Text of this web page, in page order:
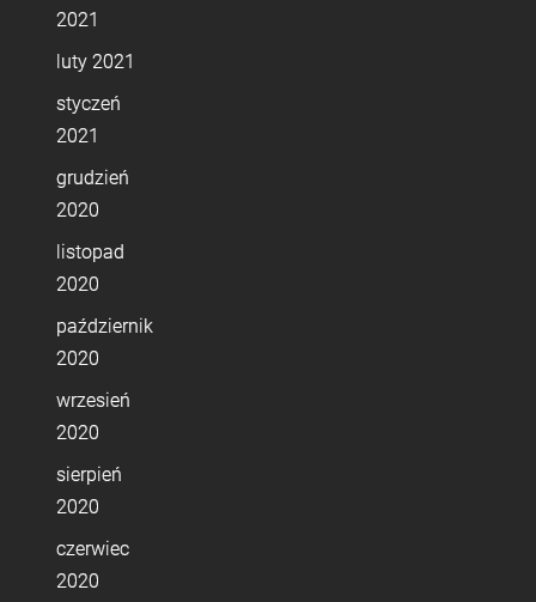
2021
luty 2021
styczeń
2021
grudzień
2020
listopad
2020
październik
2020
wrzesień
2020
sierpień
2020
czerwiec
2020